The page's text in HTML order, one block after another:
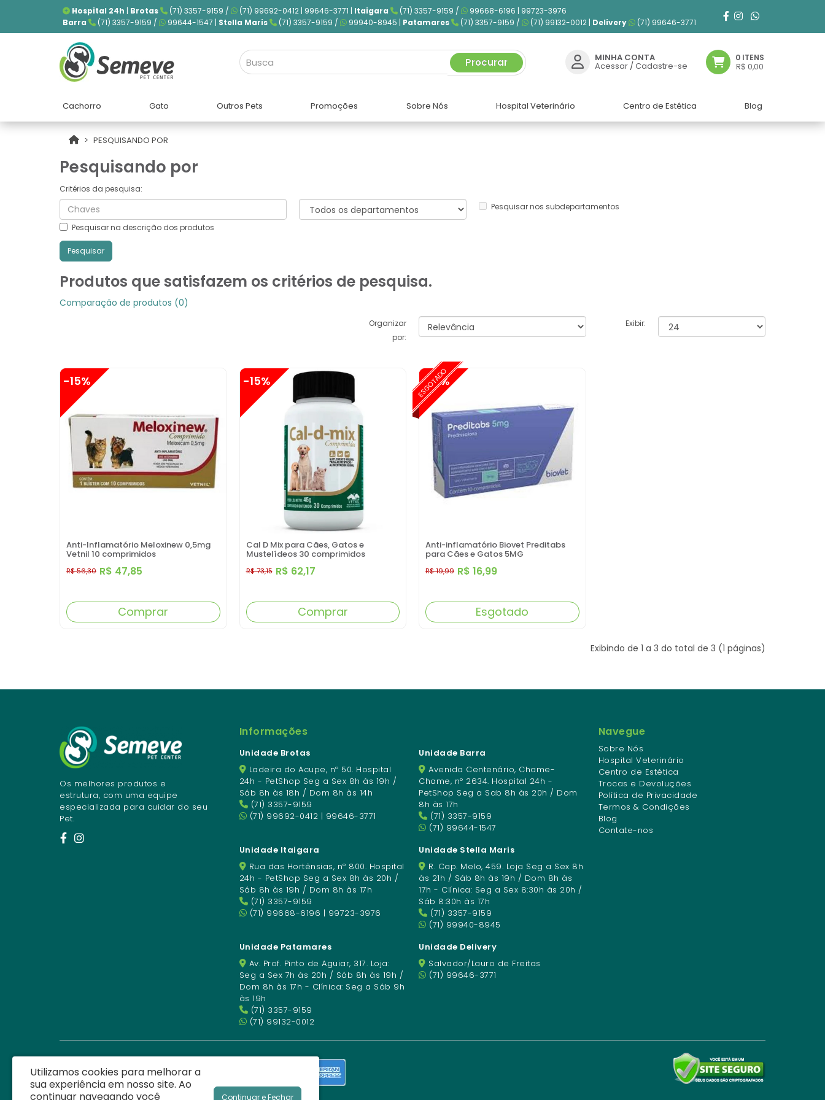
Hospital 24h | Brotas (71) 3357-9159 / (71) 99692-0412 | 99646-3771 | Itaigara (71) 3357-9159 /
99668-6196 | 99723-3976
Barra
(71) 3357-9159 / 99644-1547 | Stella Maris (71) 3357-9159 / 99940-8945 | Patamares (71) 3357-9159 / (71) 99132-0012 | Delivery (71) 99646-3771
MINHA CONTA
Acessar /Cadastre-se
0 ITENS
R$ 0,00
Procurar
Cachorro Gato Outros Pets Promoções Sobre Nós Hospital Veterinário Centro de Estética Blog
PESQUISANDO POR
Pesquisando por
Critérios da pesquisa:
Pesquisar nos subdepartamentos
Pesquisar na descrição dos produtos
Produtos que satisfazem os critérios de pesquisa.
Comparação de produtos (0)
Organizar
por:
Exibir:
Anti-Inflamatório Meloxinew 0,5mg
Vetnil 10 comprimidos
R$ 47,85
R$ 56,30
-15%
Comprar
Cal D Mix para Cães, Gatos e
Mustelídeos 30 comprimidos
R$ 62,17
R$ 73,15
-15%
Comprar
ESGOTADO
Anti-inflamatório Biovet Preditabs
para Cães e Gatos 5MG
R$ 16,99
R$ 19,99
-15%
Esgotado
Exibindo de 1 a 3 do total de 3 (1 páginas)
Os melhores produtos e
estrutura, com uma equipe
especializada para cuidar do seu
Pet.
Informações
Unidade Brotas
Ladeira do Acupe, nº 50. Hospital
24h - PetShop Seg a Sex 8h às 19h /
Sáb 8h às 18h / Dom 8h às 14h
(71) 3357-9159
(71) 99692-0412 | 99646-3771
Unidade Barra
Avenida Centenário, Chame-
Chame, nº 2634. Hospital 24h -
PetShop Seg a Sab 8h às 20h / Dom
8h às 17h
(71) 3357-9159
(71) 99644-1547
Unidade Itaigara
Rua das Hortênsias, nº 800. Hospital
24h - PetShop Seg a Sex 8h às 20h /
Sáb 8h às 19h / Dom 8h às 17h
(71) 3357-9159
(71) 99668-6196 | 99723-3976
Unidade Stella Maris
R. Cap. Melo, 459. Loja Seg a Sex 8h
às 21h / Sáb 8h às 19h / Dom 8h às
17h - Clínica: Seg a Sex 8:30h às 20h /
Sáb 8:30h às 17h
(71) 3357-9159
(71) 99940-8945
Unidade Patamares
Av. Prof. Pinto de Aguiar, 317. Loja:
Seg a Sex 7h às 20h / Sáb 8h às 19h /
Dom 8h às 17h - Clínica: Seg a Sáb 9h
às 19h
(71) 3357-9159
(71) 99132-0012
Unidade Delivery
Salvador/Lauro de Freitas
(71) 99646-3771
Navegue
Sobre Nós
Hospital Veterinário
Centro de Estética
Trocas e Devoluções
Política de Privacidade
Termos & Condições
Blog
Contate-nos
Utilizamos cookies para melhorar a
sua experiência em nosso site. Ao
continuar navegando você
Continuar e Fechar